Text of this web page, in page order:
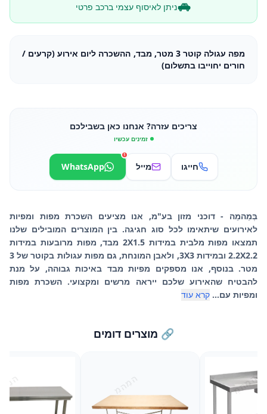
ניתן לאיסוף עצמי ברכב פרטי
מפה עגולה קוטר 3 מטר, מבד, ההשכרה ליום אירוע (קרעים /
חורים יחוייבו בתשלום)
צריכים עזרה? אנחנו כאן בשבילכם
זמינים עכשיו
חייגו מייל WhatsApp
1
בְּמֵהמֵה - דוכני מזון בע"מ, אנו מציעים השכרת מפות ומפיות
לאירועים שיתאימו לכל סוג חגיגה. בין המוצרים המובילים שלנו
תמצאו מפות מלבית במידות 2X1.5 מבד, מפות מרובעות במידות
2.2X2.2 ובמידות 3X3, ולאבן המונחת, גם מפות עגולות בקוטר של 3
מטר. בנוסף, אנו מספקים מפיות מבד באיכות גבוהה, על מנת
להבטיח שהאירוע שלכם ייראה מרשים ומקצועי. השכרת מפות
ומפיות עם... קרא עוד
🔗 מוצרים דומים